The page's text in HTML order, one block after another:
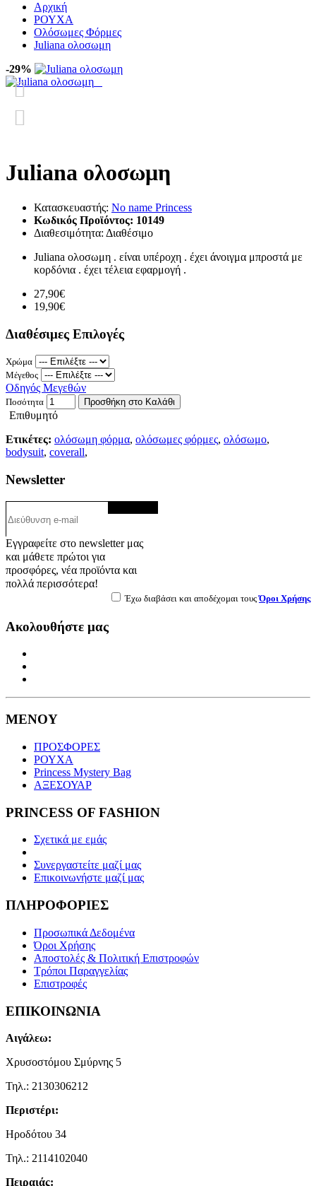
Αρχική
ΡΟΥΧΑ
Ολόσωμες Φόρμες
Juliana ολοσωμη
-29%
Juliana ολοσωμη
Κατασκευαστής: No name Princess
Κωδικός Προϊόντος: 10149
Διαθεσιμότητα: Διαθέσιμο
Juliana ολοσωμη . είναι υπέροχη . έχει άνοιγμα μπροστά με
κορδόνια . έχει τέλεια εφαρμογή .
27,90€
19,90€
Διαθέσιμες Επιλογές
Χρώμα
Μέγεθος
Οδηγός Μεγεθών
Ποσότητα Προσθήκη στο Καλάθι
Επιθυμητό
Ετικέτες: ολόσωμη φόρμα, ολόσωμες φόρμες, ολόσωμο,
bodysuit, coverall,
Newsletter
Εγγραφείτε στο newsletter μας
και μάθετε πρώτοι για
προσφόρες, νέα προϊόντα και
πολλά περισσότερα!
Έχω διαβάσει και αποδέχομαι τουςΌροι Χρήσης
Ακολουθήστε μας
ΜΕΝΟΥ
ΠΡΟΣΦΟΡΕΣ
ΡΟΥΧΑ
Princess Mystery Bag
ΑΞΕΣΟΥΑΡ
PRINCESS OF FASHION
Σχετικά με εμάς
Συνεργαστείτε μαζί μας
Επικοινωνήστε μαζί μας
ΠΛΗΡΟΦΟΡΙΕΣ
Προσωπικά Δεδομένα
Όροι Χρήσης
Αποστολές & Πολιτική Επιστροφών
Τρόποι Παραγγελίας
Επιστροφές
ΕΠΙΚΟΙΝΩΝΙΑ
Αιγάλεω:
Χρυσοστόμου Σμύρνης 5
Τηλ.: 2130306212
Περιστέρι:
Ηροδότου 34
Τηλ.: 2114102040
Πειραιάς: